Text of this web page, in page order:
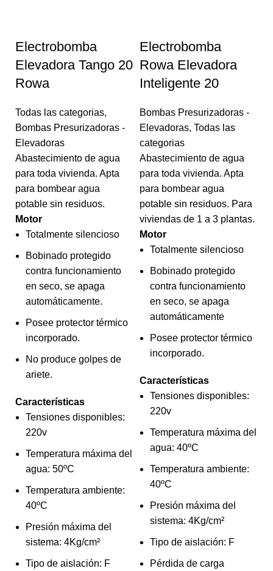
Electrobomba
Elevadora Tango 20
Rowa
Todas las categorias,
Bombas Presurizadoras -
Elevadoras
Abastecimiento de agua
para toda vivienda. Apta
para bombear agua
potable sin residuos.
Motor
Totalmente silencioso
Bobinado protegido
contra funcionamiento
en seco, se apaga
automáticamente.
Posee protector térmico
incorporado.
No produce golpes de
ariete.
Características
Tensiones disponibles:
220v
Temperatura máxima del
agua: 50ºC
Temperatura ambiente:
40ºC
Presión máxima del
sistema: 4Kg/cm²
Tipo de aislación: F
Electrobomba
Rowa Elevadora
Inteligente 20
Bombas Presurizadoras -
Elevadoras, Todas las
categorias
Abastecimiento de agua
para toda vivienda. Apta
para bombear agua
potable sin residuos. Para
viviendas de 1 a 3 plantas.
Motor
Totalmente silencioso
Bobinado protegido
contra funcionamiento
en seco, se apaga
automáticamente
Posee protector térmico
incorporado.
Características
Tensiones disponibles:
220v
Temperatura máxima del
agua: 40ºC
Temperatura ambiente:
40ºC
Presión máxima del
sistema: 4Kg/cm²
Tipo de aislación: F
Pérdida de carga